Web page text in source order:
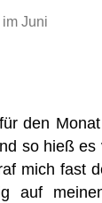
Juni
den
so hieß es
mich fast
auf